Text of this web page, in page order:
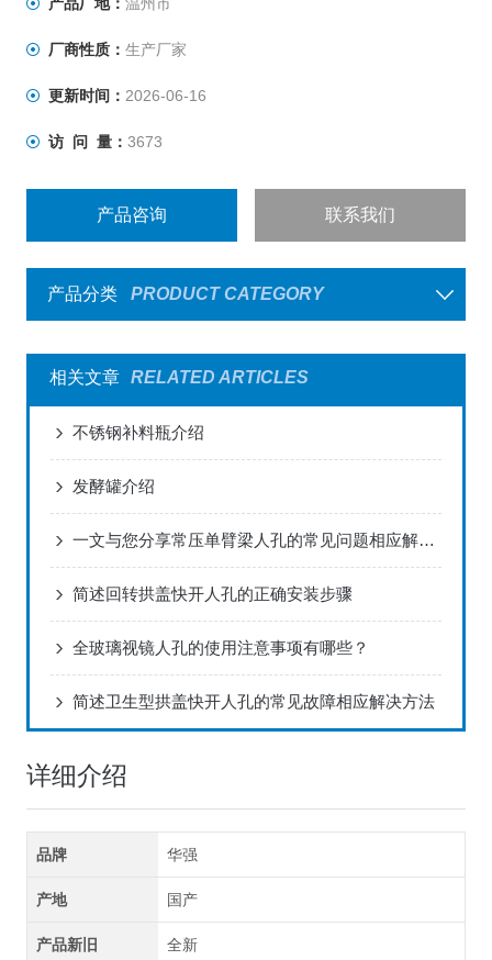
产品厂地： 温州市
厂商性质： 生产厂家
更新时间： 2026-06-16
访 问 量： 3673
产品咨询 联系我们
产品分类 PRODUCT CATEGORY
相关文章 RELATED ARTICLES
不锈钢补料瓶介绍
发酵罐介绍
一文与您分享常压单臂梁人孔的常见问题相应解决方法
简述回转拱盖快开人孔的正确安装步骤
全玻璃视镜人孔的使用注意事项有哪些？
简述卫生型拱盖快开人孔的常见故障相应解决方法
详细介绍
品牌 华强
产地 国产
产品新旧 全新